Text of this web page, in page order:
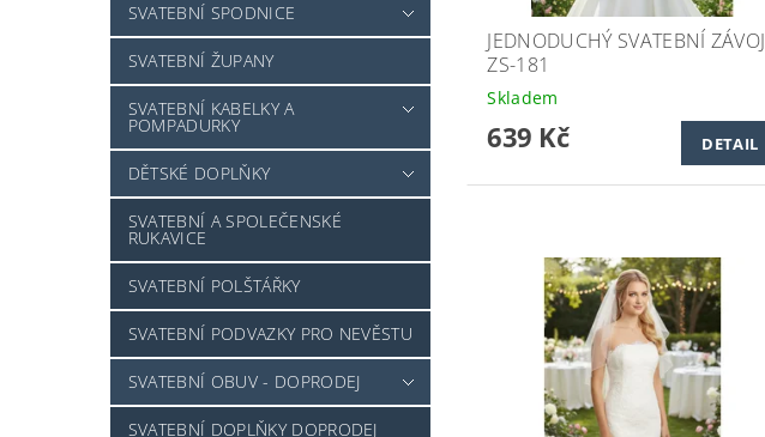
SVATEBNÍ SPODNICE
SVATEBNÍ ŽUPANY
SVATEBNÍ KABELKY A
POMPADURKY
DĚTSKÉ DOPLŇKY
SVATEBNÍ A SPOLEČENSKÉ
RUKAVICE
SVATEBNÍ POLŠTÁŘKY
SVATEBNÍ PODVAZKY PRO NEVĚSTU
SVATEBNÍ OBUV - DOPRODEJ
SVATEBNÍ DOPLŇKY DOPRODEJ
JEDNODUCHÝ SVATEBNÍ ZÁVOJ
ZS-181
Skladem
639 Kč DETAIL